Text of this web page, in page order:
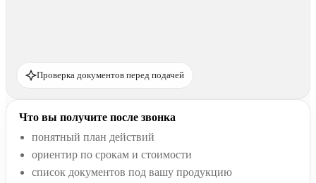
Проверка документов перед подачей
Что вы получите после звонка
понятный план действий
ориентир по срокам и стоимости
список документов под вашу продукцию